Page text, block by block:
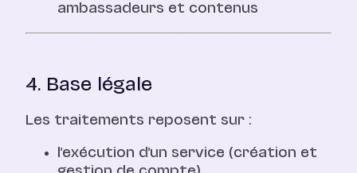
ambassadeurs et contenus
4. Base légale
Les traitements reposent sur :
l’exécution d’un service (création et